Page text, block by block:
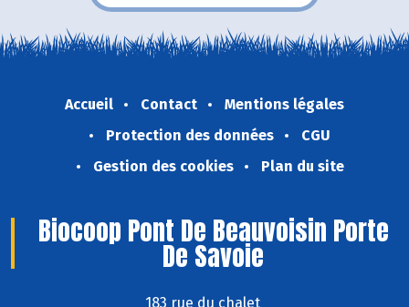
Accueil Contact
Mentions légales
Protection des données
CGU
Gestion des cookies
Plan du site
Biocoop Pont De Beauvoisin Porte
De Savoie
183 rue du chalet